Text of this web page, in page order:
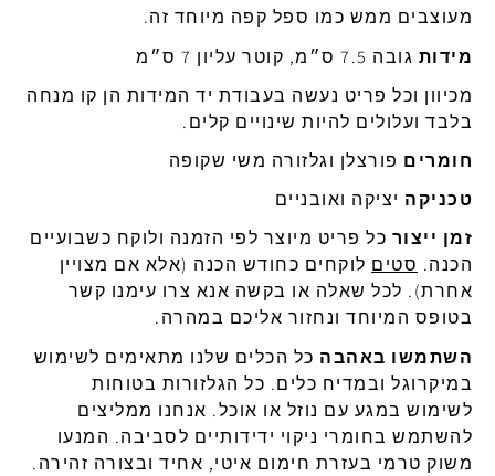
מעוצבים ממש כמו ספל קפה מיוחד זה.
מידות גובה ס״מ, קוטר עליון
ס״מ
מכיוון וכל פריט נעשה בעבודת יד המידות הן קו מנחה
בלבד ועלולים להיות שינויים קלים.
חומרים פורצלן וגלזורה משי שקופה
טכניקה יציקה ואובניים
זמן ייצור כל פריט מיוצר לפי הזמנה ולוקח כשבועיים
הכנה. סטים לוקחים כחודש הכנה (אלא אם מצויין
אחרת). לכל שאלה או בקשה אנא צרו עימנו קשר
בטופס המיוחד ונחזור אליכם במהרה.
השתמשו באהבה כל הכלים שלנו מתאימים לשימוש
במיקרוגל ובמדיח כלים. כל הגלזורות בטוחות
לשימוש במגע עם נוזל או אוכל. אנחנו ממליצים
להשתמש בחומרי ניקוי ידידותיים לסביבה. המנעו
משוק טרמי בעזרת חימום איטי, אחיד ובצורה זהירה.